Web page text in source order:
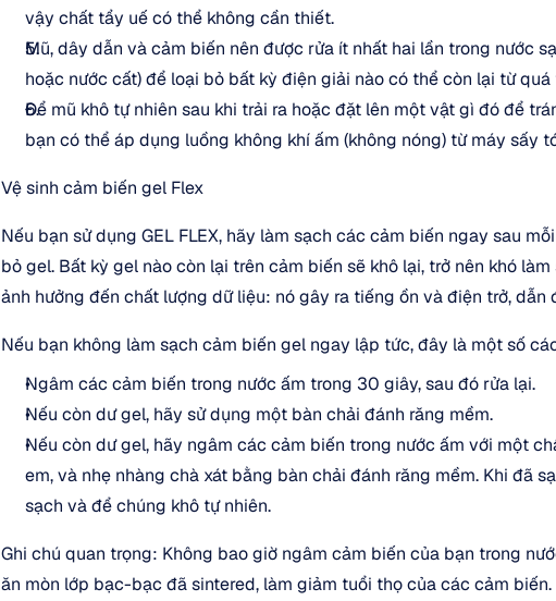
vậy chất tẩy uế có thể không cần thiết.
Mũ, dây dẫn và cảm biến nên được rửa ít nhất hai lần trong nước
hoặc nước cất) để loại bỏ bất kỳ điện giải nào có thể còn lại từ
Để mũ khô tự nhiên sau khi trải ra hoặc đặt lên một vật gì đó để
bạn có thể áp dụng luồng không khí ấm (không nóng) từ máy sấy
Vệ sinh cảm biến gel Flex
Nếu bạn sử dụng GEL FLEX, hãy làm sạch các cảm biến ngay sau
bỏ gel. Bất kỳ gel nào còn lại trên cảm biến sẽ khô lại, trở nên khó
ảnh hưởng đến chất lượng dữ liệu: nó gây ra tiếng ồn và điện trở, dẫn
Nếu bạn không làm sạch cảm biến gel ngay lập tức, đây là một số
Ngâm các cảm biến trong nước ấm trong 30 giây, sau đó rửa lại.
Nếu còn dư gel, hãy sử dụng một bàn chải đánh răng mềm.
Nếu còn dư gel, hãy ngâm các cảm biến trong nước ấm với một
em, và nhẹ nhàng chà xát bằng bàn chải đánh răng mềm. Khi đã
sạch và để chúng khô tự nhiên.
Ghi chú quan trọng: Không bao giờ ngâm cảm biến của bạn trong
ăn mòn lớp bạc-bạc đã sintered, làm giảm tuổi thọ của các cảm biến.